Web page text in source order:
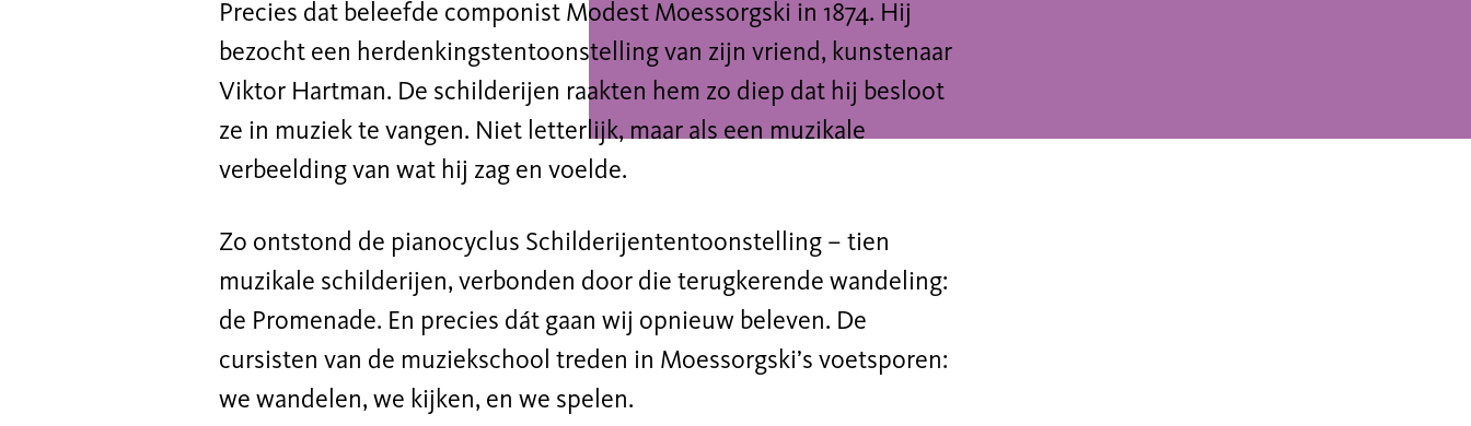
Precies dat beleefde componist Modest Moessorgski in 1874. Hij
bezocht een herdenkingstentoonstelling van zijn vriend, kunstenaar
Viktor Hartman. De schilderijen raakten hem zo diep dat hij besloot
ze in muziek te vangen. Niet letterlijk, maar als een muzikale
verbeelding van wat hij zag en voelde.
Zo ontstond de pianocyclus Schilderijententoonstelling – tien
muzikale schilderijen, verbonden door die terugkerende wandeling:
de Promenade. En precies dát gaan wij opnieuw beleven. De
cursisten van de muziekschool treden in Moessorgski’s voetsporen:
we wandelen, we kijken, en we spelen.